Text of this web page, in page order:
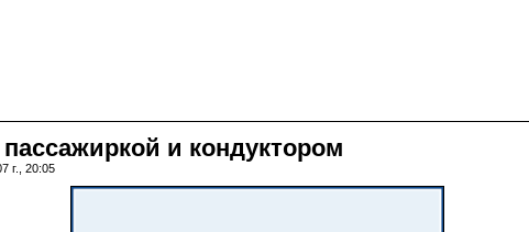
и кондуктором
г., 20:05